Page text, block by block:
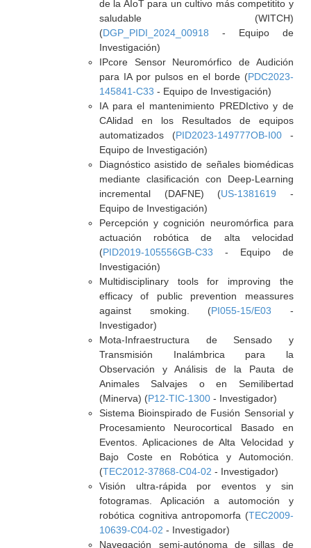
de la AIoT para un cultivo más competitito y
saludable (WITCH)
(DGP_PIDI_2024_00918 - Equipo de
Investigación)
IPcore Sensor Neuromórfico de Audición
para IA por pulsos en el borde (PDC2023-
145841-C33 - Equipo de Investigación)
IA para el mantenimiento PREDIctivo y de
CAlidad en los Resultados de equipos
automatizados (PID2023-149777OB-I00-
Equipo de Investigación)
Diagnóstico asistido de señales biomédicas
mediante clasificación con Deep-Learning
incremental (DAFNE) (US-1381619 -
Equipo de Investigación)
Percepción y cognición neuromórfica para
actuación robótica de alta velocidad
(PID2019-105556GB-C33 - Equipo de
Investigación)
Multidisciplinary tools for improving the
efficacy of public prevention meassures
against smoking. (PI055-15/E03 -
Investigador)
Mota-Infraestructura de Sensado y
Transmisión Inalámbrica para la
Observación y Análisis de la Pauta de
Animales Salvajes o en Semilibertad
(Minerva) (P12-TIC-1300- Investigador)
Sistema Bioinspirado de Fusión Sensorial y
Procesamiento Neurocortical Basado en
Eventos. Aplicaciones de Alta Velocidad y
Bajo Coste en Robótica y Automoción.
(TEC2012-37868-C04-02 - Investigador)
Visión ultra-rápida por eventos y sin
fotogramas. Aplicación a automoción y
robótica cognitiva antropomorfa (TEC2009-
10639-C04-02 - Investigador)
Navegación semi-autónoma de sillas de